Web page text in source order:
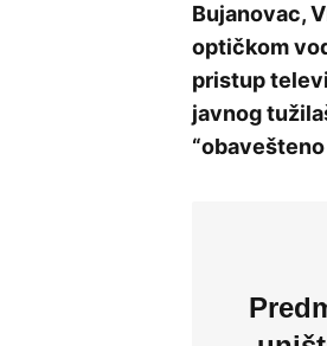
Bujanovac,
optičkom
pristup
javnog
“obavešteno